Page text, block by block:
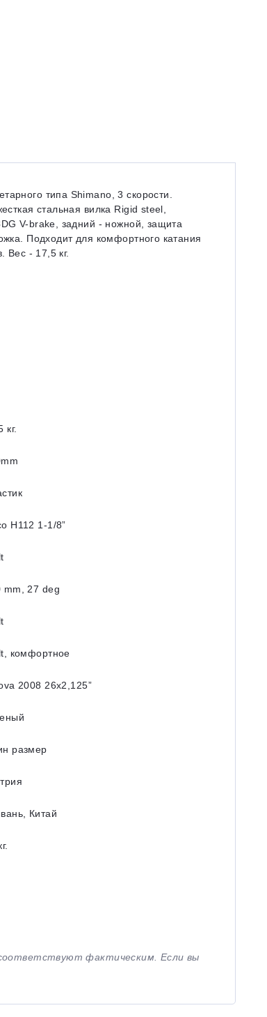
типа Shimano, 3 скорости.
стальная вилка Rigid steel,
V-brake, задний - ножной, защита
Подходит для комфортного катания
Вес - 17,5 кг.
кг.
H112 1-1/8”
mm, 27 deg
комфортное
2008 26x2,125”
размер
Китай
фактическим. Если вы